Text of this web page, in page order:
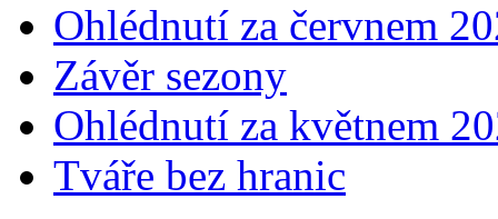
Ohlédnutí za červnem
Závěr sezony
Ohlédnutí za květnem
Tváře bez hranic